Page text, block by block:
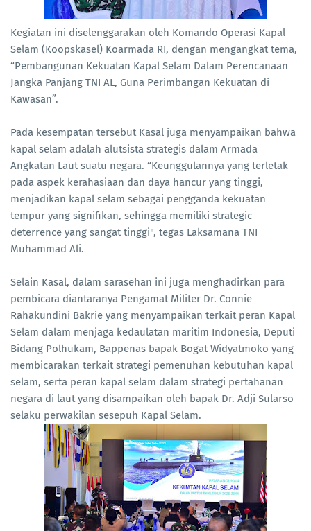
Kegiatan ini diselenggarakan oleh Komando Operasi Kapal
Selam (Koopskasel) Koarmada RI, dengan mengangkat tema,
“Pembangunan Kekuatan Kapal Selam Dalam Perencanaan
Jangka Panjang TNI AL, Guna Perimbangan Kekuatan di
Kawasan”.
Pada kesempatan tersebut Kasal juga menyampaikan bahwa
kapal selam adalah alutsista strategis dalam Armada
Angkatan Laut suatu negara. “Keunggulannya yang terletak
pada aspek kerahasiaan dan daya hancur yang tinggi,
menjadikan kapal selam sebagai pengganda kekuatan
tempur yang signifikan, sehingga memiliki strategic
deterrence yang sangat tinggi", tegas Laksamana TNI
Muhammad Ali.
Selain Kasal, dalam sarasehan ini juga menghadirkan para
pembicara diantaranya Pengamat Militer Dr. Connie
Rahakundini Bakrie yang menyampaikan terkait peran Kapal
Selam dalam menjaga kedaulatan maritim Indonesia, Deputi
Bidang Polhukam, Bappenas bapak Bogat Widyatmoko yang
membicarakan terkait strategi pemenuhan kebutuhan kapal
selam, serta peran kapal selam dalam strategi pertahanan
negara di laut yang disampaikan oleh bapak Dr. Adji Sularso
selaku perwakilan sesepuh Kapal Selam.